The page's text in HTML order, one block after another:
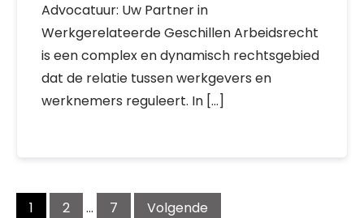
Advocatuur: Uw Partner in
Werkgerelateerde Geschillen Arbeidsrecht
is een complex en dynamisch rechtsgebied
dat de relatie tussen werkgevers en
werknemers reguleert. In […]
Berichtnavigatie
1 2 … 7 Volgende